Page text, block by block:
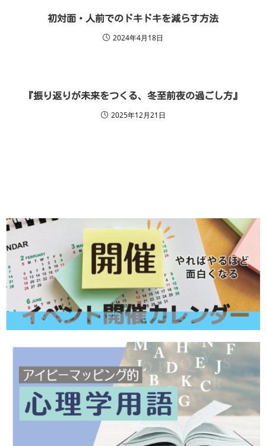
初対面・人前でのドキドキを減らす方法
2024年4月18日
『振り返りが未来をつくる、冬至前夜の過ごし方』
2025年12月21日